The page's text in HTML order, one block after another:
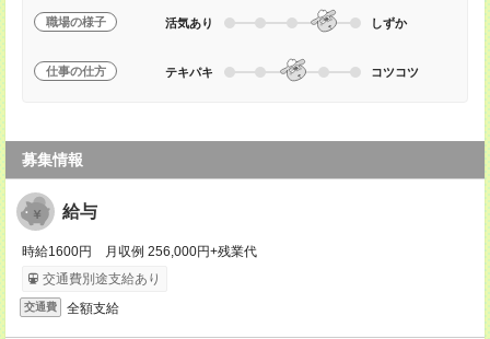
職場の様子 活気あり しずか
仕事の仕方 テキパキ コツコツ
募集情報
給与
時給1600円 月収例 256,000円+残業代
交通費別途支給あり
交通費 全額支給